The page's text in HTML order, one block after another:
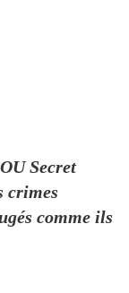
Secret
crimes
comme ils